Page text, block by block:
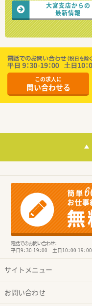
大宮支店からの
最新情報
この求人に
問い合わせる
電話でのお問い合わせ：
平日9：30-19：00 土日10：00-19：00
サイトメニュー
お問い合わせ